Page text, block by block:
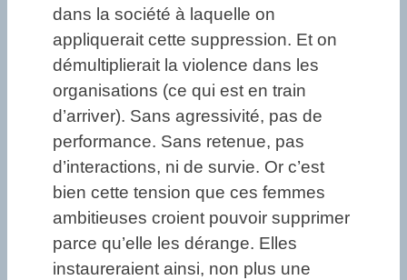
dans la société à laquelle on
appliquerait cette suppression. Et on
démultiplierait la violence dans les
organisations (ce qui est en train
d’arriver). Sans agressivité, pas de
performance. Sans retenue, pas
d’interactions, ni de survie. Or c’est
bien cette tension que ces femmes
ambitieuses croient pouvoir supprimer
parce qu’elle les dérange. Elles
instaureraient ainsi, non plus une